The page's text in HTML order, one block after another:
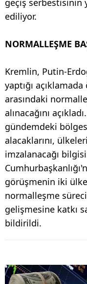
ediliyor.
NORMALLEŞME
Kremlin, Putin-
yaptığı
arasındaki
alınacağını
gündemdeki
alacaklarını,
imzalanacağı
görüşmenin iki
normalleşme
gelişmesine katkı
bildirildi.